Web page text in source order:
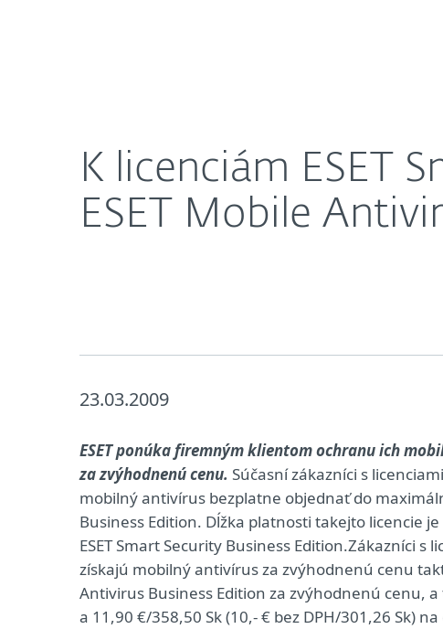
K licenciám ESET
ESET Mobile
23.03.2009
ESET ponúka firemným klientom ochranu ich
za zvýhodnenú cenu. Súčasní zákazníci s licenciami
mobilný antivírus bezplatne objednať do
Business Edition. Dĺžka platnosti takejto licencie
ESET Smart Security Business Edition.Zákazníci s
získajú mobilný antivírus za zvýhodnenú cenu
Antivirus Business Edition za zvýhodnenú cenu,
a 11,90 €/358,50 Sk (10,- € bez DPH/301,26 Sk)